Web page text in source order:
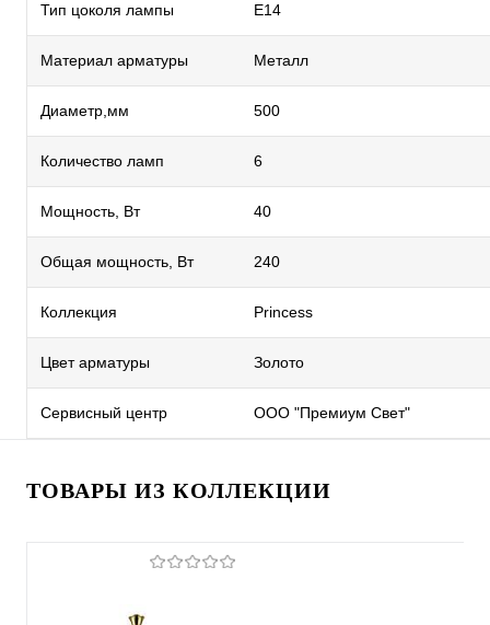
Тип цоколя лампы E14
Материал арматуры Металл
Диаметр,мм 500
Количество ламп 6
Мощность, Вт 40
Общая мощность, Вт 240
Коллекция Princess
Цвет арматуры Золото
Сервисный центр ООО "Премиум Свет"
ТОВАРЫ ИЗ КОЛЛЕКЦИИ